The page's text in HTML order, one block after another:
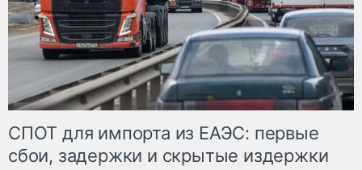
СПОТ для импорта из ЕАЭС: первые
сбои, задержки и скрытые издержки